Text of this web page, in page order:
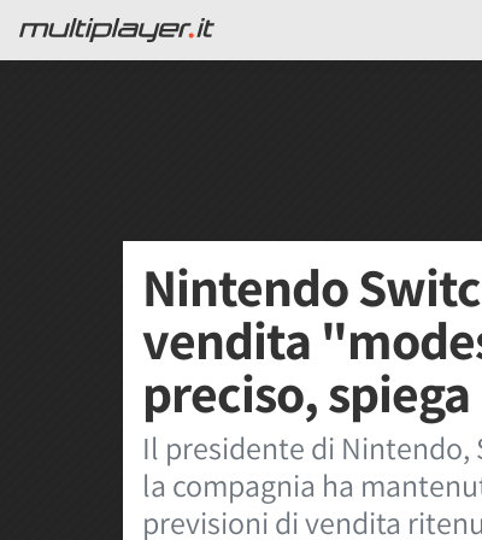
Nintendo
vendita
preciso,
Il presidente di Nintendo,
la compagnia ha
previsioni di vendita